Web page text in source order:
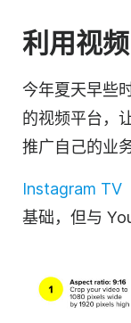
利用视频
今年夏天早些
的视频平台，
推广自己的业
Instagram TV
基础，但与